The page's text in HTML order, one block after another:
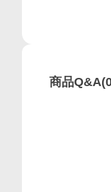
商品Q&A(